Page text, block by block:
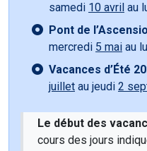
samedi 10 avril au
Pont de
mercredi 5 mai au
Vacances d’Été
juillet au jeudi 2
Le début des
cours des jours